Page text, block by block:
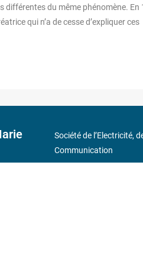
différentes du même phénomène. En
qui n’a de cesse d’expliquer ces
Société de l’Electricité,
Communication